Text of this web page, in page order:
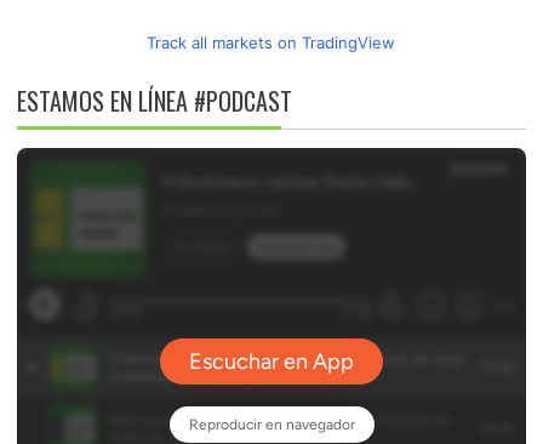
Track all markets on TradingView
ESTAMOS EN LÍNEA #PODCAST